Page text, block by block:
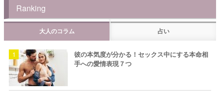
Ranking
大人のコラム 占い
彼の本気度が分かる！セックス中にする本命相
手への愛情表現７つ